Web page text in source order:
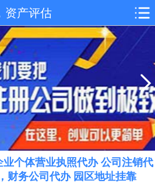
资产评估
个体营业执照代办 公司注销代
财务公司代办 园区地址挂靠